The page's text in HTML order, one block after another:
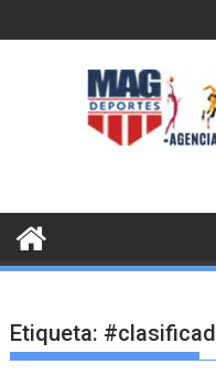
al
Etiqueta: